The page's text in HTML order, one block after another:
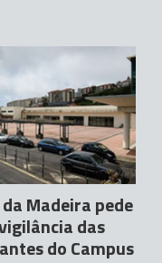
Madeira pede
das
do Campus